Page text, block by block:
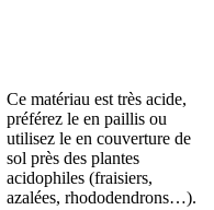
Ce matériau est très acide,
préférez le en paillis ou
utilisez le en couverture de
sol près des plantes
acidophiles (fraisiers,
azalées, rhododendrons…).